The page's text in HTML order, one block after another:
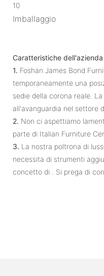
10
Imballaggio
Caratteristiche dell'azienda
1. Foshan James Bond
temporaneamente una
sedie della corona reale.
all'avanguardia nel settore
2. Non ci aspettiamo
parte di Italian Furniture
3. La nostra poltrona di
necessita di strumenti
concetto di . Si prega di